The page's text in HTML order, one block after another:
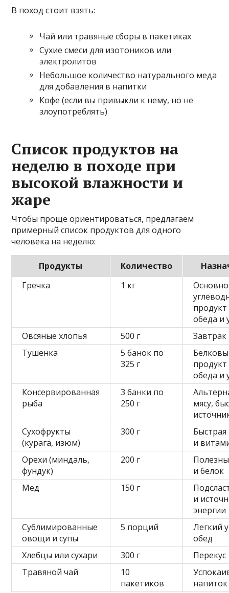
В поход стоит взять:
Чай или травяные сборы в пакетиках
Сухие смеси для изотоников или
электролитов
Небольшое количество натурального меда
для добавления в напитки
Кофе (если вы привыкли к нему, но не
злоупотреблять)
Список продуктов на
неделю в походе при
высокой влажности и
жаре
Чтобы проще ориентироваться, предлагаем
примерный список продуктов для одного
человека на неделю:
Продукты Количество
Гречка
1 кг
продукт
обеда и
Овсяные хлопья
500 г
Завтрак
Тушенка
5 банок по
325 г
продукт
обеда и
Консервированная
рыба
3 банки по
250 г
мясу,
Сухофрукты
(курага, изюм)
300 г
Быстрая
и
Орехи (миндаль,
фундук)
200 г
и белок
Мед
150 г
и
энергии
Сублимированные
овощи и супы
5 порций
Легкий
обед
Хлебцы или сухари
300 г
Перекус
Травяной чай
10
пакетиков
напиток